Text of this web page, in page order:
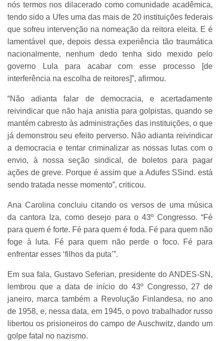
nós termos nos dilacerado como comunidade acadêmica,
tendo sido a Ufes uma das mais de 20 instituições federais
que sofreu intervenção na nomeação da reitora eleita. E é
lamentável que, depois dessa experiência tão traumática
nacionalmente, nenhum dedo tenha sido mexido pelo
governo Lula para acabar com esse processo [de
interferência na escolha de reitores]”, afirmou.
“Não adianta falar de democracia, e acertadamente
reivindicar que não haja anistia para golpistas, quando se
mantém cabresto às administrações das instituições, o que
já demonstrou seu efeito perverso. Não adianta reivindicar
a democracia e tentar criminalizar as nossas lutas com o
envio, à nossa seção sindical, de boletos para pagar
ações de greve. Porque é assim que a Adufes SSind. está
sendo tratada nesse momento”, criticou.
Ana Carolina concluiu citando os versos de uma música
da cantora Iza, como desejo para o 43º Congresso. “Fé
para quem é forte. Fé para quem é foda. Fé para quem não
foge à luta. Fé para quem não perde o foco. Fé para
enfrentar esses ‘filhos da puta’”.
Em sua fala, Gustavo Seferian, presidente do ANDES-SN,
lembrou que a data de início do 43º Congresso, 27 de
janeiro, marca também a Revolução Finlandesa, no ano
de 1958, e, nessa data, em 1945, o povo trabalhador russo
libertou os prisioneiros do campo de Auschwitz, dando um
golpe fatal no nazismo.